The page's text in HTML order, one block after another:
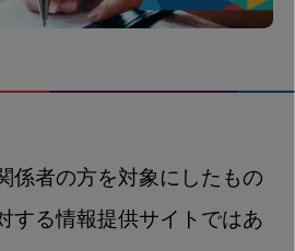
係者の方を対象にしたもの
する情報提供サイトではあ